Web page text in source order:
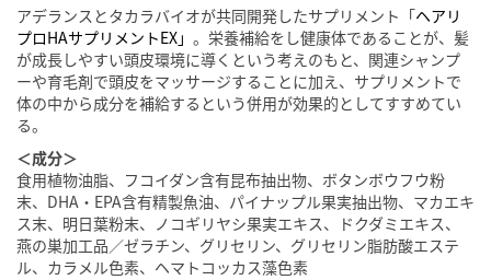
アデランスとタカラバイオが共同開発したサプリメント「ヘアリ
プロHAサプリメントEX」 。栄養補給をし健康体であることが、髪
が成長しやすい頭皮環境に導くという考えのもと、関連シャンプ
ーや育毛剤で頭皮をマッサージすることに加え、サプリメントで
体の中から成分を補給するという併用が効果的としてすすめてい
る。
＜成分＞
食用植物油脂、フコイダン含有昆布抽出物、ボタンボウフウ粉
末、DHA・EPA含有精製魚油、パイナップル果実抽出物、マカエキ
ス末、明日葉粉末、ノコギリヤシ果実エキス、ドクダミエキス、
燕の巣加工品／ゼラチン、グリセリン、グリセリン脂肪酸エステ
ル、カラメル色素、ヘマトコッカス藻色素